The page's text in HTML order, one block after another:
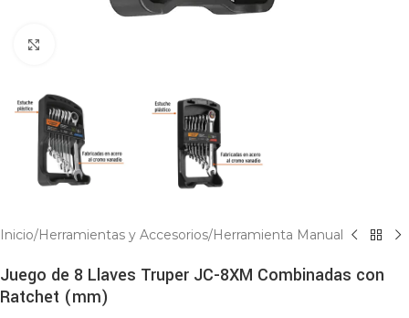
Inicio/Herramientas y Accesorios/Herramienta Manual
Juego de 8 Llaves Truper JC-8XM Combinadas con
Ratchet (mm)